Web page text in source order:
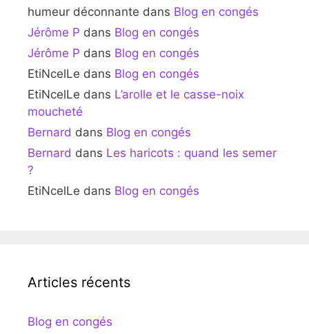
humeur déconnante dans Blog en congés
Jérôme P dans Blog en congés
Jérôme P dans Blog en congés
EtiNcelLe dans Blog en congés
EtiNcelLe dans L’arolle et le casse-noix
moucheté
Bernard dans Blog en congés
Bernard dans Les haricots : quand les semer
?
EtiNcelLe dans Blog en congés
Articles récents
Blog en congés